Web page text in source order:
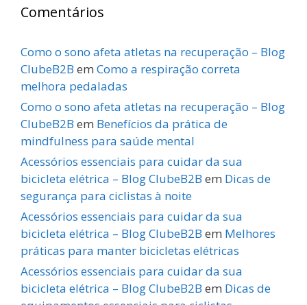
Comentários
Como o sono afeta atletas na recuperação – Blog
ClubeB2B em Como a respiração correta
melhora pedaladas
Como o sono afeta atletas na recuperação – Blog
ClubeB2B em Benefícios da prática de
mindfulness para saúde mental
Acessórios essenciais para cuidar da sua
bicicleta elétrica – Blog ClubeB2B em Dicas de
segurança para ciclistas à noite
Acessórios essenciais para cuidar da sua
bicicleta elétrica – Blog ClubeB2B em Melhores
práticas para manter bicicletas elétricas
Acessórios essenciais para cuidar da sua
bicicleta elétrica – Blog ClubeB2B em Dicas de